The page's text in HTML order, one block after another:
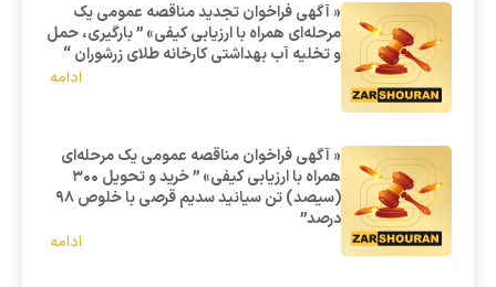
« آگهی فراخوان تجدید مناقصه عمومی یک
مرحله‌ای همراه با ارزیابی کیفی» ” بارگیری، حمل
و تخلیه آب بهداشتی کارخانه طلای زرشوران “
ادامه
« آگهی فراخوان مناقصه عمومی یک مرحله‌ای
همراه با ارزیابی کیفی» ” خرید و تحویل 300
(سیصد) تن سیانید سدیم قرصی با خلوص 98
درصد”
ادامه